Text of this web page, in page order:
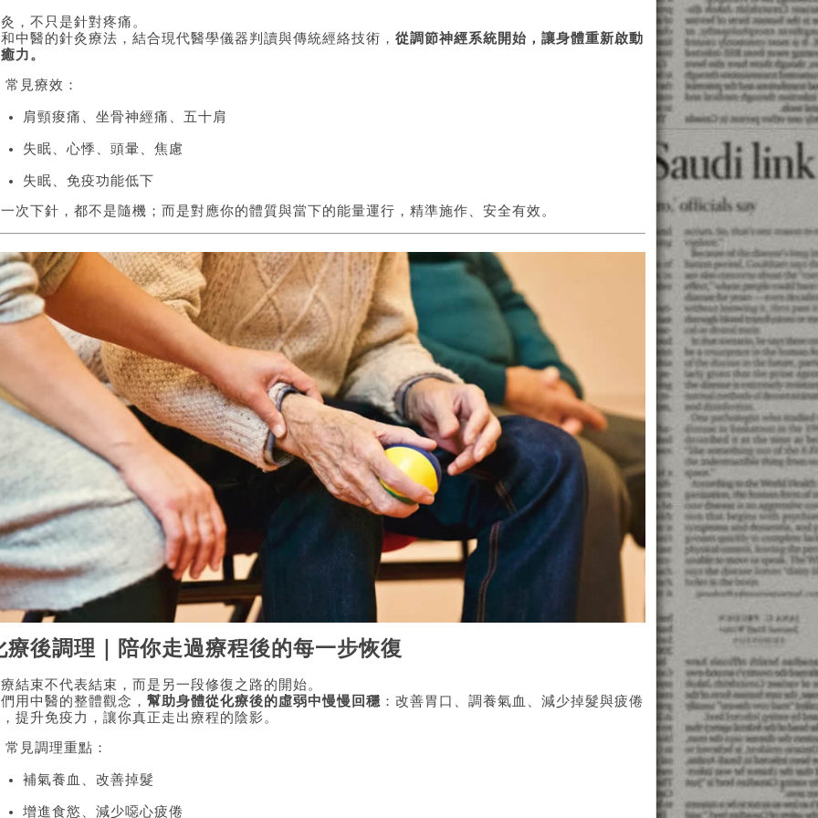
，不只是針對疼痛。
中醫的針灸療法，結合現代醫學儀器判讀與傳統經絡技術， 從調節神經系統開始，讓身體重新啟動
力。
常見療效：
肩頸痠痛、坐骨神經痛、五十肩
失眠、心悸、頭暈、焦慮
失眠、免疫功能低下
次下針，都不是隨機；而是對應你的體質與當下的能量運行，精準施作、安全有效。
療後調理｜陪你走過療程後的每一步恢復
結束不代表結束，而是另一段修復之路的開始。
用中醫的整體觀念， 幫助身體從化療後的虛弱中慢慢回穩 ：改善胃口、調養氣血、減少掉髮與疲倦
提升免疫力，讓你真正走出療程的陰影。
常見調理重點：
補氣養血、改善掉髮
增進食慾、減少噁心疲倦